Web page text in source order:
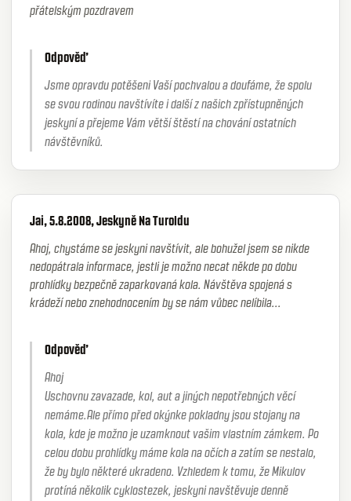
přátelským pozdravem
Odpověď
Jsme opravdu potěšeni Vaší pochvalou a doufáme, že spolu
se svou rodinou navštívíte i další z našich zpřístupněných
jeskyní a přejeme Vám větší štěstí na chování ostatních
návštěvníků.
Jai, 5.8.2008, Jeskyně Na Turoldu
Ahoj, chystáme se jeskyni navštívit, ale bohužel jsem se nikde
nedopátrala informace, jestli je možno necat někde po dobu
prohlídky bezpečně zaparkovaná kola. Návštěva spojená s
krádeží nebo znehodnocením by se nám vůbec nelíbila...
Odpověď
Ahoj
Uschovnu zavazade, kol, aut a jiných nepotřebných věcí
nemáme.Ale přímo před okýnke pokladny jsou stojany na
kola, kde je možno je uzamknout vašim vlastním zámkem. Po
celou dobu prohlídky máme kola na očích a zatím se nestalo,
že by bylo některé ukradeno. Vzhledem k tomu, že Mikulov
protíná několik cyklostezek, jeskyni navštěvuje denně